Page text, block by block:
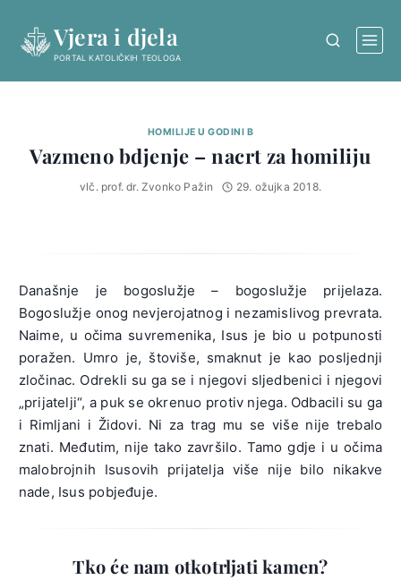
content
Vjera i djela
PORTAL KATOLIČKIH TEOLOGA
HOMILIJE U GODINI B
Vazmeno bdjenje – nacrt za homiliju
vlč. prof. dr. Zvonko Pažin 29. ožujka 2018.
Današnje je bogoslužje – bogoslužje prijelaza.
Bogoslužje onog nevjerojatnog i nezamislivog prevrata.
Naime, u očima suvremenika, Isus je bio u potpunosti
poražen. Umro je, štoviše, smaknut je kao posljednji
zločinac. Odrekli su ga se i njegovi sljedbenici i njegovi
„prijatelji“, a puk se okrenuo protiv njega. Odbacili su ga
i Rimljani i Židovi. Ni za trag mu se više nije trebalo
znati. Međutim, nije tako završilo. Tamo gdje i u očima
malobrojnih Isusovih prijatelja više nije bilo nikakve
nade, Isus pobjeđuje.
Tko će nam otkotrljati kamen?